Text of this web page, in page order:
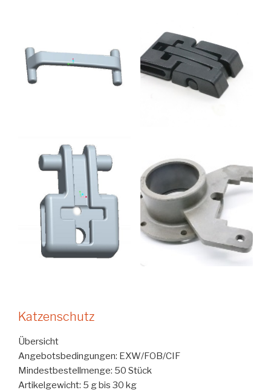
Katzenschutz
Übersicht
Angebotsbedingungen: EXW/FOB/CIF
Mindestbestellmenge: 50 Stück
Artikelgewicht: 5 g bis 30 kg